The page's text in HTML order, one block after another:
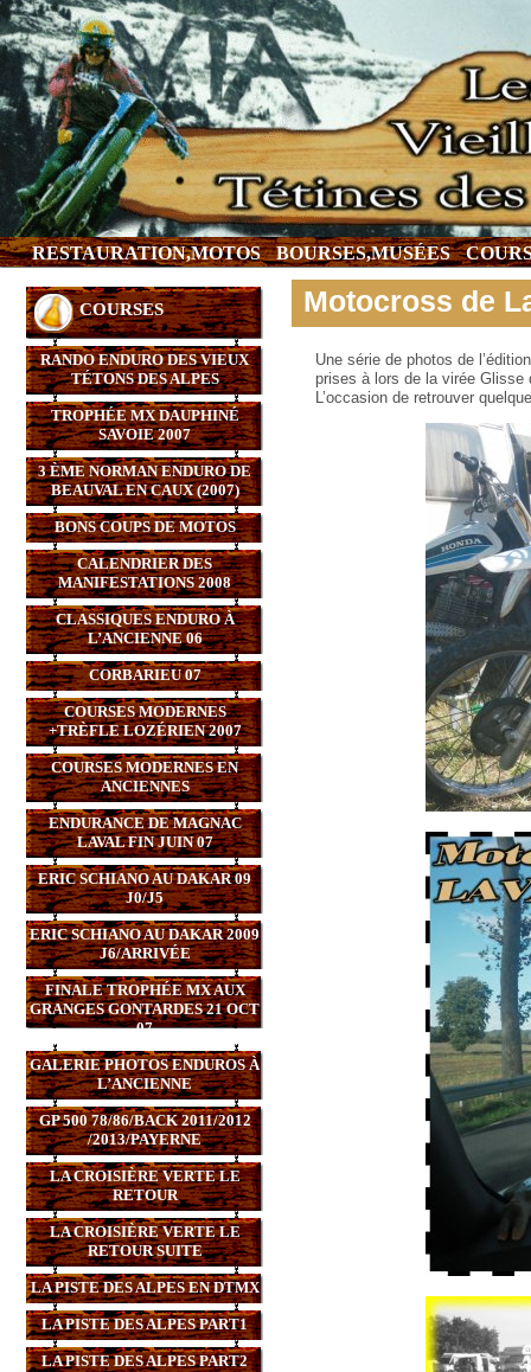
RESTAURATION,MOTOS BOURSES,MUSÉES
COURSES
RANDO ENDURO DES VIEUX
TÉTONS DES ALPES
TROPHÉE MX DAUPHINÉ
SAVOIE 2007
3 ÈME NORMAN ENDURO DE
BEAUVAL EN CAUX (2007)
BONS COUPS DE MOTOS
CALENDRIER DES
MANIFESTATIONS 2008
CLASSIQUES ENDURO À
L’ANCIENNE 06
CORBARIEU 07
COURSES MODERNES
+TRÈFLE LOZÉRIEN 2007
COURSES MODERNES EN
ANCIENNES
ENDURANCE DE MAGNAC
LAVAL FIN JUIN 07
ERIC SCHIANO AU DAKAR 09
J0/J5
ERIC SCHIANO AU DAKAR 2009
J6/ARRIVÉE
FINALE TROPHÉE MX AUX
GRANGES GONTARDES 21 OCT
07
GALERIE PHOTOS ENDUROS À
L’ANCIENNE
GP 500 78/86/BACK 2011/2012
/2013/PAYERNE
LA CROISIÈRE VERTE LE
RETOUR
LA CROISIÈRE VERTE LE
RETOUR SUITE
LA PISTE DES ALPES EN DTMX
LA PISTE DES ALPES PART1
LA PISTE DES ALPES PART2
Motocross de
Une série de photos de
prises à lors de la virée Glisse
L’occasion de retrouver